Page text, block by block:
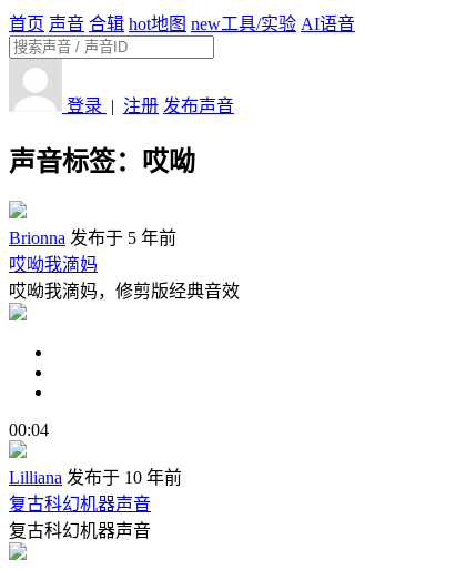
首页 声音 合辑 hot地图 new工具/实验 AI语音
登录 | 注册 发布声音
声音标签： 哎呦
Brionna 发布于 5 年前
哎呦我滴妈
哎呦我滴妈，修剪版经典音效
00:04
Lilliana 发布于 10 年前
复古科幻机器声音
复古科幻机器声音